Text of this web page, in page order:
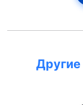
Другие